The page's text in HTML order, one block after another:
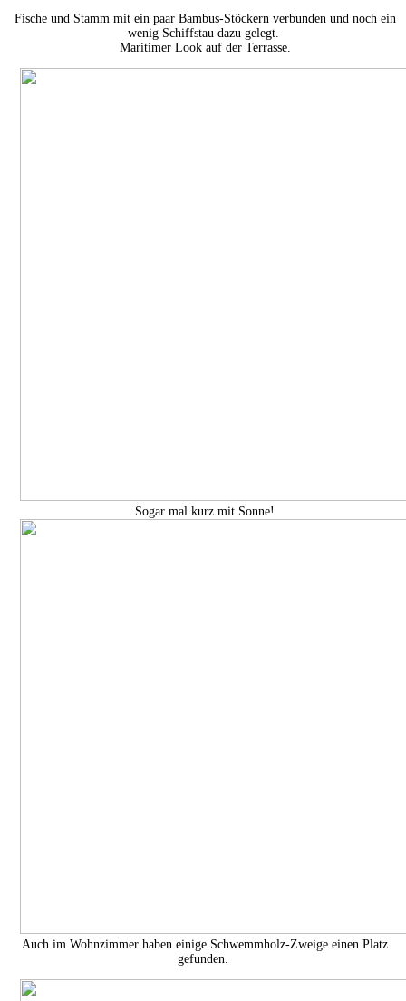
Fische und Stamm mit ein paar Bambus-Stöckern verbunden und noch ein
wenig Schiffstau dazu gelegt.
Maritimer Look auf der Terrasse.
Sogar mal kurz mit Sonne!
Auch im Wohnzimmer haben einige Schwemmholz-Zweige einen Platz
gefunden.